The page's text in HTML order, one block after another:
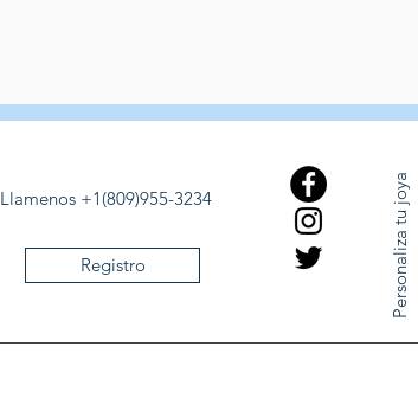
Personaliza tu joya
Llamenos +1(809)955-3234
Registro